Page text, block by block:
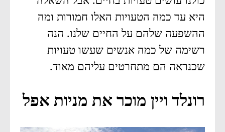
היא עד כמה הטעויות האלו חמורות ומה
ההשפעה שלהם על החיים שלנו. הנה
רשימה של כמה אנשים שעשו טעויות
שכנראה הם מתחרטים עליהם מאוד.
רונלד ויין מוכר את מניות אפל